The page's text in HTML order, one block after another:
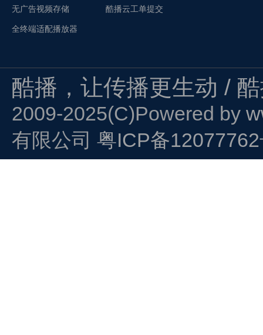
无广告视频存储
全终端适配播放器
酷播云工单提交
酷播，让传播更生动 /
2009-2025(C)Powered by
有限公司 粤ICP备